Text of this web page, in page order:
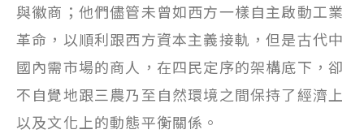
與徽商；他們儘管未曾如西方一樣自主啟動工業
革命，以順利跟西方資本主義接軌，但是古代中
國內需市場的商人，在四民定序的架構底下，卻
不自覺地跟三農乃至自然環境之間保持了經濟上
以及文化上的動態平衡關係。